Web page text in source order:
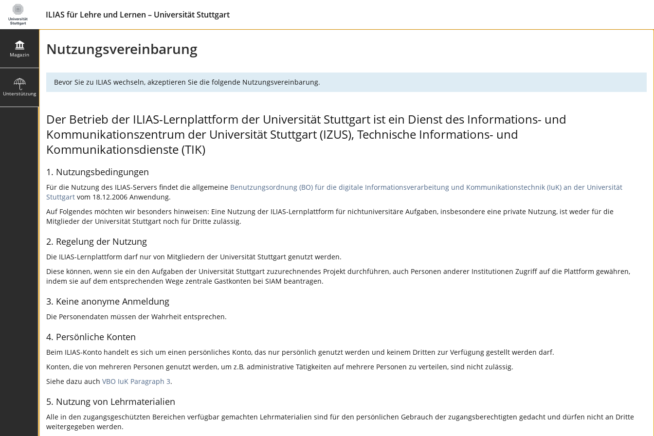
ILIAS für Lehre und Lernen – Universität Stuttgart
Magazin
Unterstützung
Nutzungsvereinbarung
Bevor Sie zu ILIAS wechseln, akzeptieren Sie die folgende Nutzungsvereinbarung.
Der Betrieb der ILIAS-Lernplattform der Universität Stuttgart ist ein Dienst des Informations- und
Kommunikationszentrum der Universität Stuttgart (IZUS), Technische Informations- und
Kommunikationsdienste (TIK)
1. Nutzungsbedingungen
Für die Nutzung des ILIAS-Servers findet die allgemeine Benutzungsordnung (BO) für die digitale Informationsverarbeitung und Kommunikationstechnik (IuK) an der Universität
Stuttgart vom 18.12.2006 Anwendung.
Auf Folgendes möchten wir besonders hinweisen: Eine Nutzung der ILIAS-Lernplattform für nichtuniversitäre Aufgaben, insbesondere eine private Nutzung, ist weder für die
Mitglieder der Universität Stuttgart noch für Dritte zulässig.
2. Regelung der Nutzung
Die ILIAS-Lernplattform darf nur von Mitgliedern der Universität Stuttgart genutzt werden.
Diese können, wenn sie ein den Aufgaben der Universität Stuttgart zuzurechnendes Projekt durchführen, auch Personen anderer Institutionen Zugriff auf die Plattform gewähren,
indem sie auf dem entsprechenden Wege zentrale Gastkonten bei SIAM beantragen.
3. Keine anonyme Anmeldung
Die Personendaten müssen der Wahrheit entsprechen.
4. Persönliche Konten
Beim ILIAS-Konto handelt es sich um einen persönliches Konto, das nur persönlich genutzt werden und keinem Dritten zur Verfügung gestellt werden darf.
Konten, die von mehreren Personen genutzt werden, um z.B. administrative Tätigkeiten auf mehrere Personen zu verteilen, sind nicht zulässig.
Siehe dazu auch VBO IuK Paragraph 3.
5. Nutzung von Lehrmaterialien
Alle in den zugangsgeschützten Bereichen verfügbar gemachten Lehrmaterialien sind für den persönlichen Gebrauch der zugangsberechtigten gedacht und dürfen nicht an Dritte
weitergegeben werden.